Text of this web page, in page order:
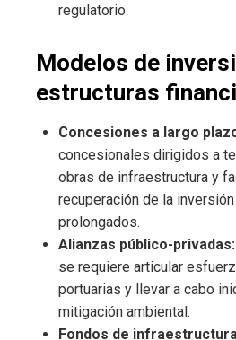
regulatorio.
Modelos de
estructuras
Concesiones a largo
concesionales dirigidos a
obras de infraestructura y
recuperación de la
prolongados.
Alianzas público-privadas:
se requiere articular
portuarias y llevar a cabo
mitigación ambiental.
Fondos de